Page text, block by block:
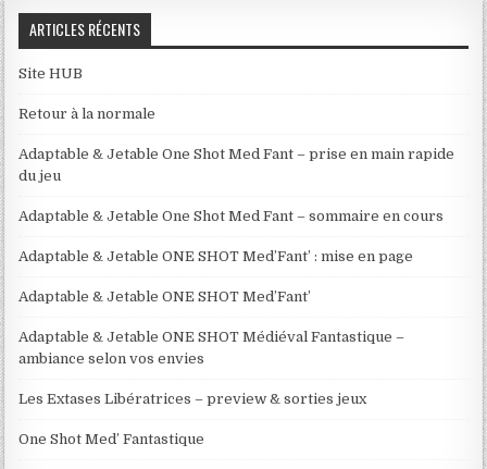
ARTICLES RÉCENTS
Site HUB
Retour à la normale
Adaptable & Jetable One Shot Med Fant – prise en main rapide
du jeu
Adaptable & Jetable One Shot Med Fant – sommaire en cours
Adaptable & Jetable ONE SHOT Med’Fant’ : mise en page
Adaptable & Jetable ONE SHOT Med’Fant’
Adaptable & Jetable ONE SHOT Médiéval Fantastique –
ambiance selon vos envies
Les Extases Libératrices – preview & sorties jeux
One Shot Med’ Fantastique